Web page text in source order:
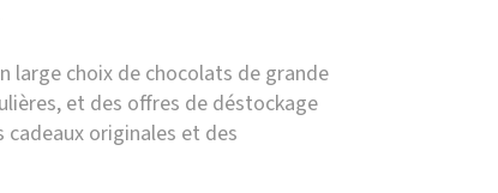
large choix de chocolats de grande
et des offres de déstockage
originales et des